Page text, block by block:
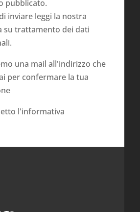
pubblicato.
inviare leggi la nostra
su trattamento dei dati
.
una mail all'indirizzo che
per confermare la tua
l'informativa